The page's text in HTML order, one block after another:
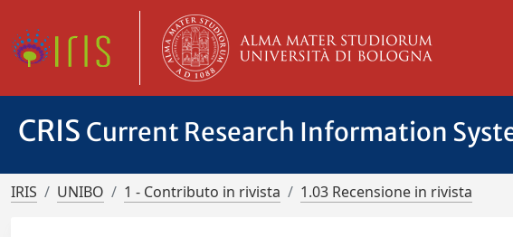
CRIS Current Research Information
IRIS UNIBO 1 - Contributo in rivista 1.03 Recensione in rivista